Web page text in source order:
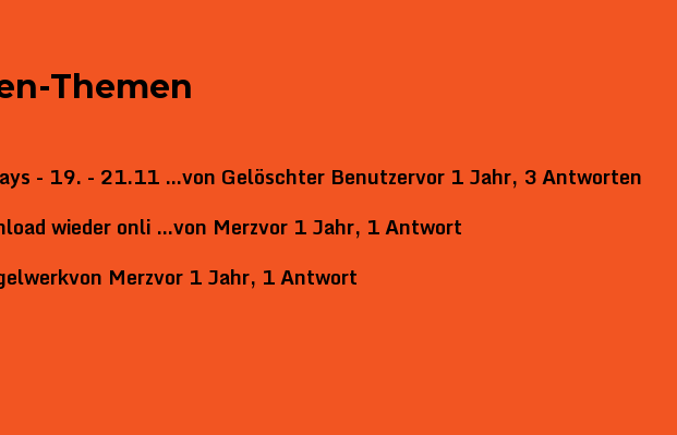
Themen
- 19. - 21.11 …von Gelöschter Benutzervor 1 Jahr, 3 Antworten
wieder onli …von Merzvor 1 Jahr, 1 Antwort
von Merzvor 1 Jahr, 1 Antwort